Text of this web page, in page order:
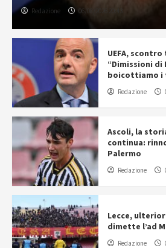
Redazione 06/08/2026 20:43
UEFA,
“Dimissioni
boicottiamo i
Redazione
Ascoli, la
continua:
Palermo
Redazione
Lecce,
dimette l’ad
Redazione